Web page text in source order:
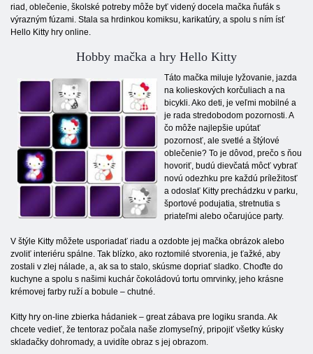
riad, oblečenie, školské potreby môže byť videný docela mačka ňufák s
výrazným fúzami. Stala sa hrdinkou komiksu, karikatúry, a spolu s ním ísť
Hello Kitty hry online.
Hobby mačka a hry Hello Kitty
Táto mačka miluje lyžovanie, jazda
na kolieskových korčuliach a na
bicykli. Ako deti, je veľmi mobilné a
je rada stredobodom pozornosti. A
čo môže najlepšie upútať
pozornosť, ale svetlé a štýlové
oblečenie? To je dôvod, prečo s ňou
hovoriť, budú dievčatá môcť vybrať
novú odezhku pre každú príležitosť
a odoslať Kitty prechádzku v parku,
športové podujatia, stretnutia s
priateľmi alebo očarujúce party.
V štýle Kitty môžete usporiadať riadu a ozdobte jej mačka obrázok alebo
zvoliť interiéru spálne. Tak blízko, ako roztomilé stvorenia, je ťažké, aby
zostali v zlej nálade, a, ak sa to stalo, skúsme dopriať sladko. Choďte do
kuchyne a spolu s našimi kuchár čokoládovú tortu omrvinky, jeho krásne
krémovej farby ruží a bobule – chutné.
Kitty hry on-line zbierka hádaniek – great zábava pre logiku sranda. Ak
chcete vedieť, že tentoraz počala naše zlomyseľný, pripojiť všetky kúsky
skladačky dohromady, a uvidíte obraz s jej obrazom.